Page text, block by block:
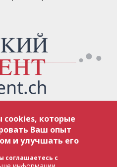
об авторском праве и
или частичное использование
редакции. В случае полного
сайта rusaccent.ch,
на конкретный заимствованный
редакцией rusaccent.ch, являются
Полное или частичное
cookies, которые
Ваш опыт
и улучшать его
соглашаетесь с